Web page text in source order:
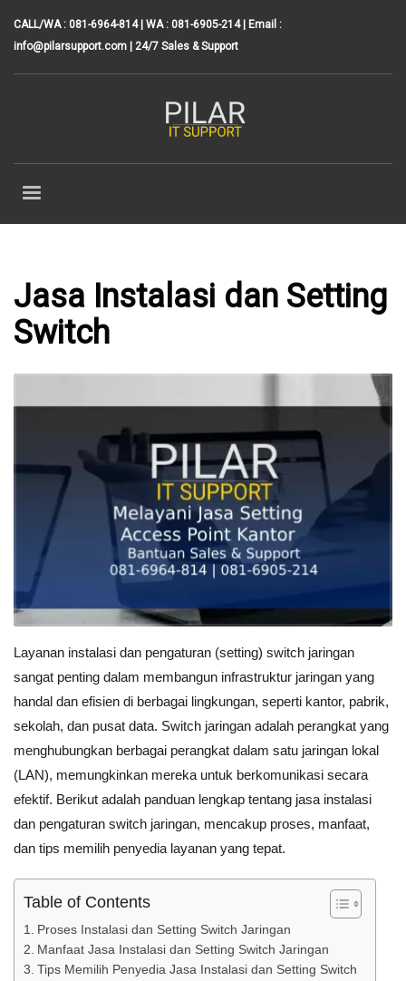
CALL/WA : 081-6964-814 | WA : 081-6905-214 | Email :
info@pilarsupport.com | 24/7 Sales & Support
Jasa Instalasi dan Setting
Switch
Layanan instalasi dan pengaturan (setting) switch jaringan
sangat penting dalam membangun infrastruktur jaringan yang
handal dan efisien di berbagai lingkungan, seperti kantor, pabrik,
sekolah, dan pusat data. Switch jaringan adalah perangkat yang
menghubungkan berbagai perangkat dalam satu jaringan lokal
(LAN), memungkinkan mereka untuk berkomunikasi secara
efektif. Berikut adalah panduan lengkap tentang jasa instalasi
dan pengaturan switch jaringan, mencakup proses, manfaat,
dan tips memilih penyedia layanan yang tepat.
Table of Contents
Proses Instalasi dan Setting Switch Jaringan
Manfaat Jasa Instalasi dan Setting Switch Jaringan
Tips Memilih Penyedia Jasa Instalasi dan Setting Switch